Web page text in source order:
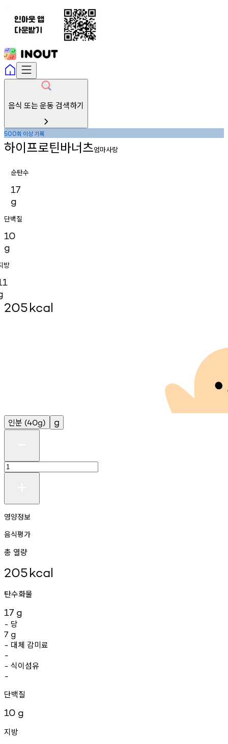
음식 또는 운동 검색하기
500회 이상기록
하이프로틴바너츠엄마사랑
순탄수
17
g
단백질
10
g
방
205kcal
인분 (40g) g
영양정보
음식평가
총 열량
205kcal
탄수화물
17 g
- 당
7 g
- 대체 감미료
-
- 식이섬유
-
단백질
10 g
지방